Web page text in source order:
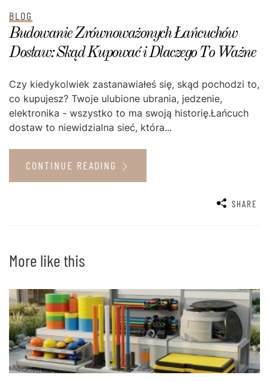
BLOG
Budowanie Zrównoważonych Łańcuchów
Dostaw: Skąd Kupować i Dlaczego To Ważne
Czy kiedykolwiek zastanawiałeś się, skąd pochodzi to,
co kupujesz? Twoje ulubione ubrania, jedzenie,
elektronika - wszystko to ma swoją historię.Łańcuch
dostaw to niewidzialna sieć, która...
CONTINUE READING
SHARE
More like this